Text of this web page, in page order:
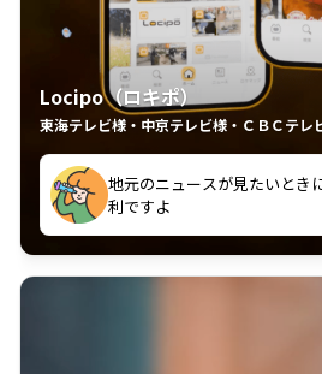
Locipo（ロキポ）
東海テレビ様・中京テレビ様・ＣＢＣテレ
中京テレビのおもしろ番組が
れるの嬉しいポイント
いつも利用させていただいて